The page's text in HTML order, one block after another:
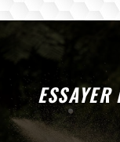
ESSAYER